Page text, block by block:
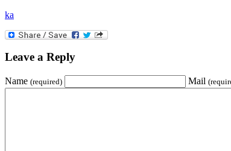
ka
Leave a Reply
Name (required) Mail